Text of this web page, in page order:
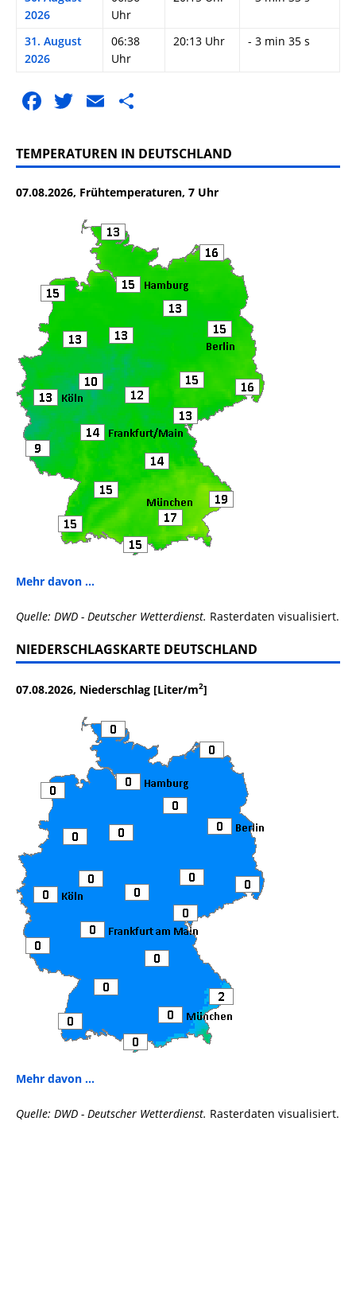
2026
Uhr
31. August
2026
06:38
Uhr
20:13 Uhr - 3 min 35 s
F
c
e
b
k
T
it
te
r
E
ai
l
le
n
TEMPERATUREN IN DEUTSCHLAND
07.08.2026, Frühtemperaturen, 7 Uhr
Mehr davon ...
Quelle: DWD - Deutscher Wetterdienst. Rasterdaten visualisiert.
NIEDERSCHLAGSKARTE DEUTSCHLAND
07.08.2026, Niederschlag [Liter/m2]
Mehr davon ...
Quelle: DWD - Deutscher Wetterdienst. Rasterdaten visualisiert.